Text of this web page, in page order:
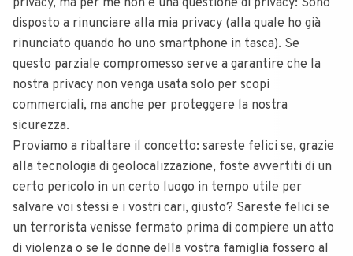
privacy, ma per me non è una questione di privacy: Sono
disposto a rinunciare alla mia privacy (alla quale ho già
rinunciato quando ho uno smartphone in tasca). Se
questo parziale compromesso serve a garantire che la
nostra privacy non venga usata solo per scopi
commerciali, ma anche per proteggere la nostra
sicurezza.
Proviamo a ribaltare il concetto: sareste felici se, grazie
alla tecnologia di geolocalizzazione, foste avvertiti di un
certo pericolo in un certo luogo in tempo utile per
salvare voi stessi e i vostri cari, giusto? Sareste felici se
un terrorista venisse fermato prima di compiere un atto
di violenza o se le donne della vostra famiglia fossero al